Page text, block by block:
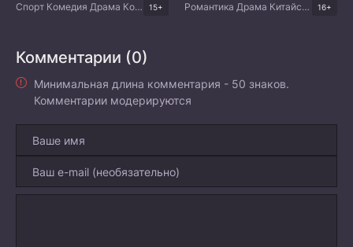
Спорт Комедия Драма Корейские дорамы 15+ Романтика Драма Китайские дорамы 16+
Комментарии (0)
Минимальная длина комментария - 50 знаков.
Комментарии модерируются